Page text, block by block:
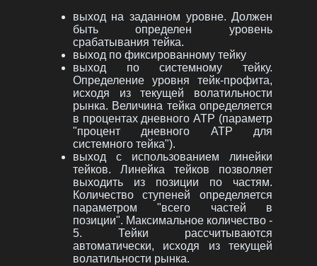
выход на заданном уровне. Должен
быть определен уровень
срабатывания тейка.
выход по фиксированному тейку
выход по системному тейку.
Определение уровня тейк-профита,
исходя из текущей волатильности
рынка. Величина тейка определяется
в процентах дневного АТР (параметр
"процент дневного АТР для
системного тейка").
выход с использованием линейки
тейков. Линейка тейков позволяет
выходить из позиции по частям.
Количество ступеней определяется
параметром "всего частей в
позиции". Максимальное количество -
5. Тейки рассчитываются
автоматически, исходя из текущей
волатильности рынка.